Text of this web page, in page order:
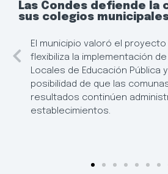
Las Condes defiende la
sus colegios
El municipio valoró el
flexibiliza la implementación
Locales de Educación Pública
posibilidad de que las
resultados continúen
establecimientos.